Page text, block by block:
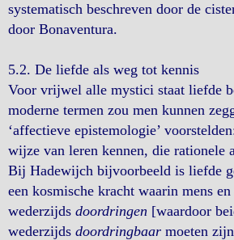
systematisch beschreven door de
door Bonaventura.
5.2. De liefde als weg tot kennis
Voor vrijwel alle mystici staat liefde
moderne termen zou men kunnen
‘affectieve epistemologie’
wijze van leren kennen, die rationele
Bij Hadewijch bijvoorbeeld is liefde
een kosmische kracht waarin mens
wederzijds doordringen [waardoor
wederzijds doordringbaar moeten